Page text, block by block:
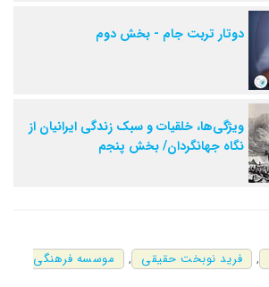
دوتار تربت جام - بخش دوم
ویژگی‌ها، خلقیات و سبک زندگی ایرانیان از
نگاه جهانگردان/ بخش پنجم
, فرید نوبخت حقیقی ,
موسسه فرهنگی